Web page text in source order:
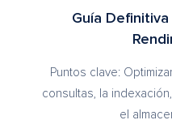
Guía
Puntos clave:
consultas, la
el